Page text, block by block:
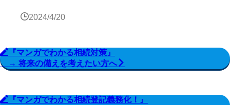
2024/4/20
『マンガでわかる相続対策』
→ 将来の備えを考えたい方へ
『マンガでわかる相続登記義務化！』